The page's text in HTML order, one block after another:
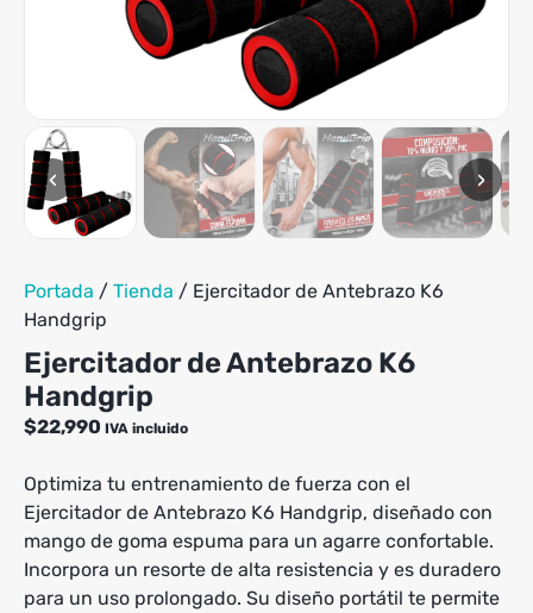
‹ ›
Portada / Tienda / Ejercitador de Antebrazo K6
Handgrip
Ejercitador de Antebrazo K6
Handgrip
$22,990 IVA incluido
Optimiza tu entrenamiento de fuerza con el
Ejercitador de Antebrazo K6 Handgrip, diseñado con
mango de goma espuma para un agarre confortable.
Incorpora un resorte de alta resistencia y es duradero
para un uso prolongado. Su diseño portátil te permite